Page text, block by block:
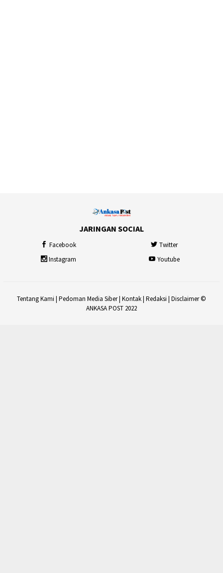
JARINGAN SOCIAL
Facebook
Twitter
Instagram
Youtube
Tentang Kami | Pedoman Media Siber| Kontak| Redaksi | Disclaimer©
ANKASA POST 2022